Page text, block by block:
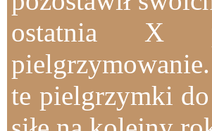
ostatnia X
te pielgrzymki